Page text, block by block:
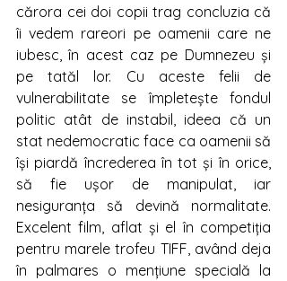
cărora cei doi copii trag concluzia că
îi vedem rareori pe oamenii care ne
iubesc, în acest caz pe Dumnezeu și
pe tatăl lor. Cu aceste felii de
vulnerabilitate se împletește fondul
politic atât de instabil, ideea că un
stat nedemocratic face ca oamenii să
își piardă încrederea în tot și în orice,
să fie ușor de manipulat, iar
nesiguranța să devină normalitate.
Excelent film, aflat și el în competiția
pentru marele trofeu TIFF, având deja
în palmares o mențiune specială la